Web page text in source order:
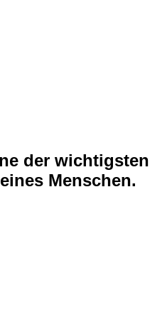
der wichtigsten
Menschen.